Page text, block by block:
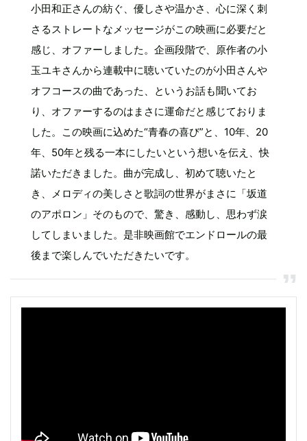
小田和正さんの紡ぐ、優しさや温かさ、心に深く刺
さるストレートなメッセージがこの映画に必要だと
感じ、オファーしました。企画段階で、原作者の小
玉ユキさんから連載中に聴いていたのが小田さんや
オフコースの曲であった、というお話も聞いてお
り、オファーするのはまさに運命だと感じておりま
した。この映画に込めた“青春の喜び”と、10年、20
年、50年と残る一本にしたいという想いを伝え、快
諾いただきました。曲が完成し、初めて聴いたと
き、メロディの美しさと歌詞の世界がまさに「坂道
のアポロン」そのもので、驚き、感動し、思わず涙
してしまいました。是非映画館でエンドロールの最
後まで楽しんでいただきたいです。